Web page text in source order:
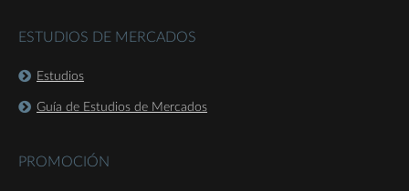
ESTUDIOS DE MERCADOS
Estudios
Guía de Estudios de Mercados
PROMOCIÓN